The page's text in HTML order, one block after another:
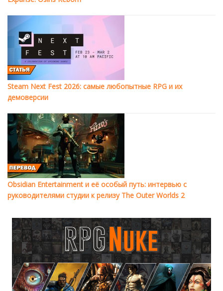
Steam Next Fest 2026: самые любопытные RPG и их
демоверсии
Obsidian Entertainment и её особый путь: интервью с
руководителями студии к релизу The Outer Worlds 2